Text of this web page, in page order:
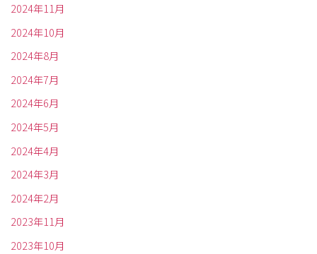
2024年11月
2024年10月
2024年8月
2024年7月
2024年6月
2024年5月
2024年4月
2024年3月
2024年2月
2023年11月
2023年10月